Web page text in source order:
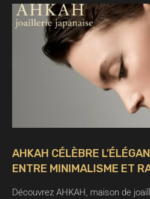
AHKAH CÉLÈBRE
ENTRE MINIMALISME ET
Découvrez AHKAH, maison de